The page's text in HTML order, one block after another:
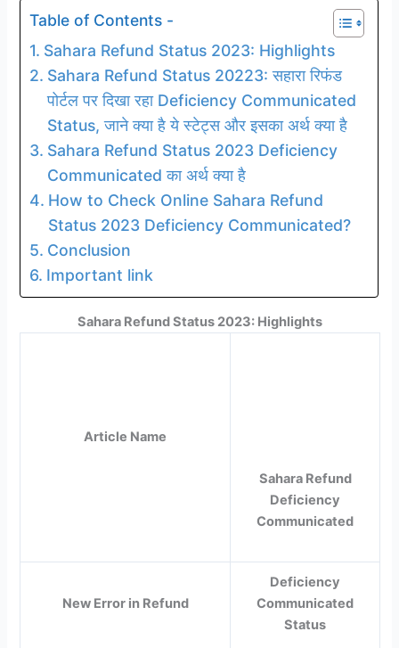
Table of Contents -
Sahara Refund Status 2023: Highlights
Sahara Refund Status 20223: सहारा रिफंड
पोर्टल पर दिखा रहा Deficiency Communicated
Status, जाने क्या है ये स्टेट्स और इसका अर्थ क्या है
Sahara Refund Status 2023 Deficiency
Communicated का अर्थ क्या है
How to Check Online Sahara Refund
Status 2023 Deficiency Communicated?
Conclusion
Important link
Sahara Refund Status 2023: Highlights
Article Name
Sahara Refund
Deficiency
Communicated
New Error in Refund
Deficiency
Communicated
Status